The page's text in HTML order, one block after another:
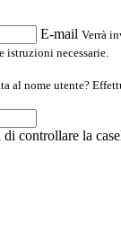
E-mail Verrà
necessarie.
al nome utente?
controllare la